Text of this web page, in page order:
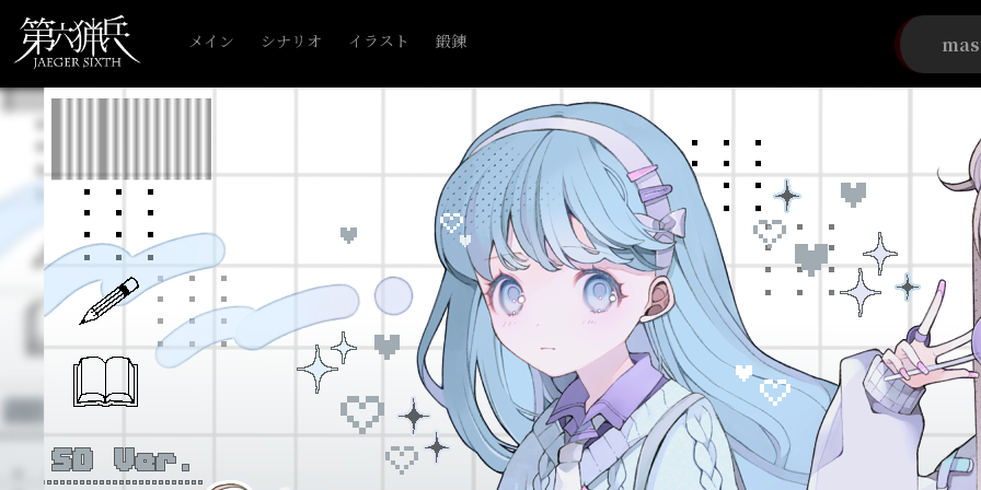
メイン シナリオ イラスト 鍛錬